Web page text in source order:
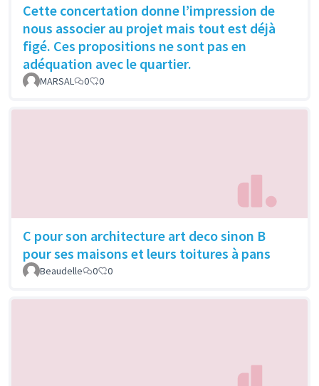
Cette concertation donne l’impression de
nous associer au projet mais tout est déjà
figé. Ces propositions ne sont pas en
adéquation avec le quartier.
MARSAL 0 0
C pour son architecture art deco sinon B
pour ses maisons et leurs toitures à pans
Beaudelle 0 0